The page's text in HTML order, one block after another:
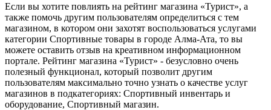
Если вы хотите повлиять на рейтинг магазина «Турист», а
также помочь другим пользователям определиться с тем
магазином, в котором они захотят воспользоваться услугами
категории Спортивные товары в городе Алма-Ата, то вы
можете оставить отзыв на креативном информационном
портале. Рейтинг магазина «Турист» - безусловно очень
полезный функционал, который позволит другим
пользователям максимально точно узнать о качестве услуг
магазинов в подкатегориях: Спортивный инвентарь и
оборудование, Спортивный магазин.